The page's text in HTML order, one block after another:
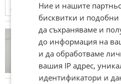
Борисов
отпуск"
Панов
Ние и нашите
бисквитки и подобни
да съхраняваме и
до информация на
и да обработваме
вашия IP адрес,
идентификатори и